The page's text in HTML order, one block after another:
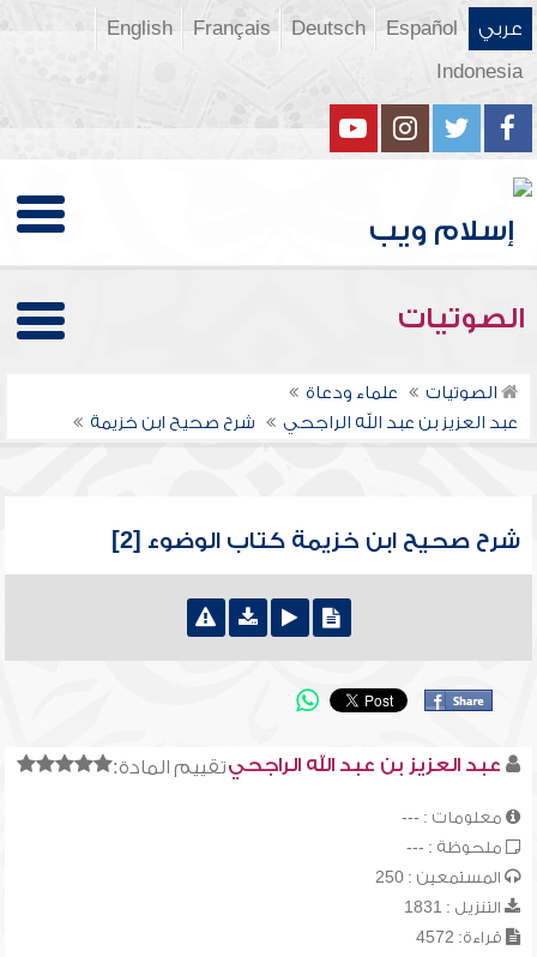
عربي Español
Deutsch
Français
English
Indonesia
الصوتيات
الصوتيات
علماء ودعاة
عبد العزيز بن عبد الله الراجحي
شرح صحيح ابن خزيمة
شرح صحيح ابن خزيمة كتاب الوضوء [2]
تقييم المادة:عبد العزيز بن عبد الله الراجحي
معلومات : ---
ملحوظة : ---
المستمعين : 250
التنزيل : 1831
قراءة: 4572